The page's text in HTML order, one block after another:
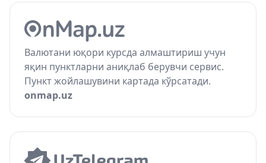
Валютани юқори курсда алмаштириш учун
яқин пунктларни аниқлаб берувчи сервис.
Пункт жойлашувини картада кўрсатади.
onmap.uz